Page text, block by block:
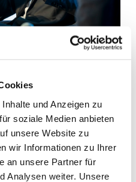
und Anzeigen zu
soziale Medien anbieten
unsere Website zu
wir Informationen zu Ihrer
an unsere Partner für
Analysen weiter. Unsere